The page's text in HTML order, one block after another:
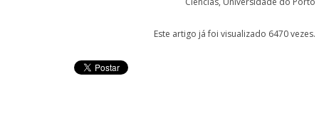
Este artigo já foi visualizado 6470 vezes.